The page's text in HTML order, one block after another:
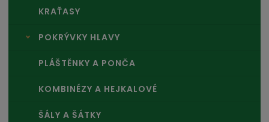
KRAŤASY
POKRÝVKY HLAVY
PLÁŠTĚNKY A PONČA
KOMBINÉZY A HEJKALOVÉ
ŠÁLY A ŠÁTKY